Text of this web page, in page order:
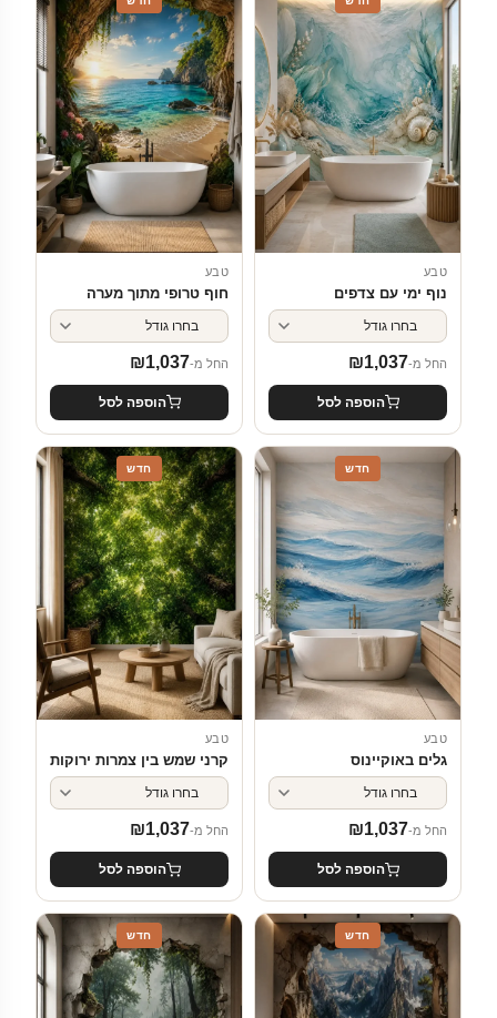
טבע
נוף ימי עם צדפים
החל מ- ₪1,037
הוספה לסל
טבע
חוף טרופי מתוך מערה
החל מ- ₪1,037
הוספה לסל
חדש
טבע
גלים באוקיינוס
החל מ- ₪1,037
הוספה לסל
חדש
טבע
קרני שמש בין צמרות ירוקות
החל מ- ₪1,037
הוספה לסל
חדש חדש